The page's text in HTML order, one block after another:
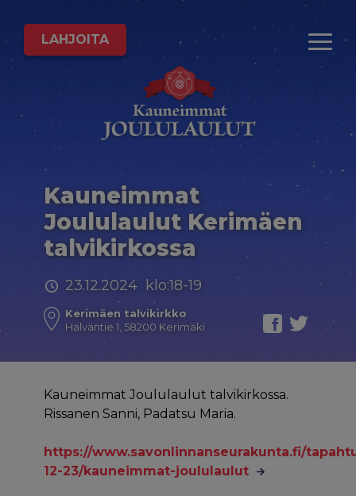
LAHJOITA
Kauneimmat
Joululaulut Kerimäen
talvikirkossa
23.12.2024 klo:18-19
Kerimäen talvikirkko
Hälväntie 1, 58200 Kerimäki
Kauneimmat Joululaulut talvikirkossa.
Rissanen Sanni, Padatsu Maria.
https://www.savonlinnanseurakunta.fi/
12-23/kauneimmat-joululaulut